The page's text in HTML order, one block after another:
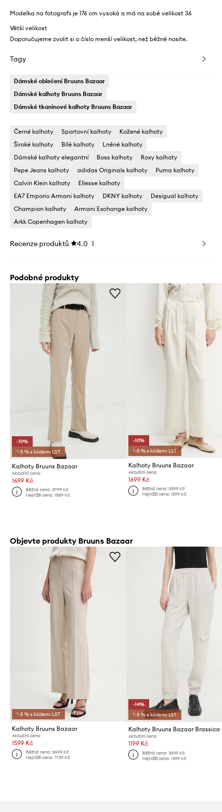
Modelka na fotografii je 176 cm vysoká a má na sobě velikost 36
Větší velikost
Doporučujeme zvolit si o číslo menší velikost, než běžně nosíte.
Tagy
Dámské oblečení Bruuns Bazaar
Dámské kalhoty Bruuns Bazaar
Dámské tkaninové kalhoty Bruuns Bazaar
Černé kalhoty Sportovní kalhoty
Kožené kalhoty
Široké kalhoty
Bílé kalhoty
Lněné kalhoty
Dámské kalhoty elegantní
Boss kalhoty
Roxy kalhoty
Pepe Jeans kalhoty
adidas Originals kalhoty
Puma kalhoty
Calvin Klein kalhoty
Ellesse kalhoty
EA7 Emporio Armani kalhoty
DKNY kalhoty
Desigual kalhoty
Champion kalhoty
Armani Exchange kalhoty
Arkk Copenhagen kalhoty
Recenze produktů 4.0 1
Podobné produkty
-10%
*-5 % s kódem: LST
Kalhoty Bruuns Bazaar
Aktuální cena:
1699 Kč
Běžná cena:3799 Kč
Nejnižší cena:1889 Kč
-10%
*-5 % s kódem: LST
Kalhoty Bruuns Bazaar
Aktuální cena:
1699 Kč
Běžná cena: 3399 Kč
Nejnižší cena: 1899 Kč
Objevte produkty Bruuns Bazaar
*-5 % s kódem: LST
Kalhoty Bruuns Bazaar
Aktuální cena:
1599 Kč
Běžná cena:3499 Kč
Nejnižší cena:1739 Kč
-14%
*-5 % s kódem: LST
Kalhoty Bruuns Bazaar Brassica
Aktuální cena:
1199 Kč
Běžná cena: 3599 Kč
Nejnižší cena: 1399 Kč